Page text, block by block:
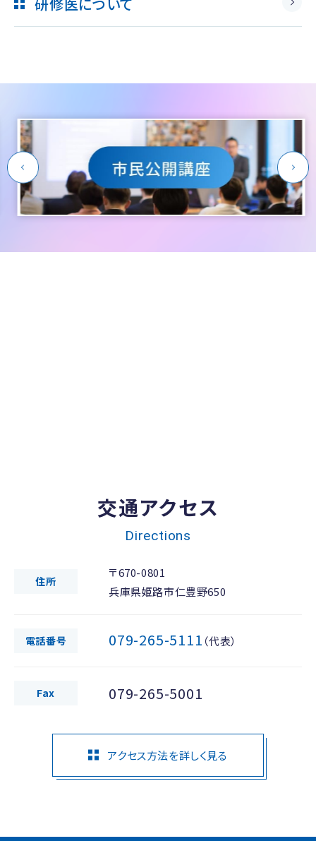
交通アクセス
Directions
住所
〒670-0801
兵庫県姫路市仁豊野650
電話番号 079-265-5111 （代表）
Fax 079-265-5001
アクセス方法を詳しく見る